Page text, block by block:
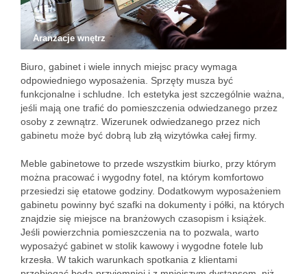
Aranżacje wnętrz
Biuro, gabinet i wiele innych miejsc pracy wymaga
odpowiedniego wyposażenia. Sprzęty musza być
funkcjonalne i schludne. Ich estetyka jest szczególnie ważna,
jeśli mają one trafić do pomieszczenia odwiedzanego przez
osoby z zewnątrz. Wizerunek odwiedzanego przez nich
gabinetu może być dobrą lub złą wizytówka całej firmy.
Meble gabinetowe to przede wszystkim biurko, przy którym
można pracować i wygodny fotel, na którym komfortowo
przesiedzi się etatowe godziny. Dodatkowym wyposażeniem
gabinetu powinny być szafki na dokumenty i półki, na których
znajdzie się miejsce na branżowych czasopism i książek.
Jeśli powierzchnia pomieszczenia na to pozwala, warto
wyposażyć gabinet w stolik kawowy i wygodne fotele lub
krzesła. W takich warunkach spotkania z klientami